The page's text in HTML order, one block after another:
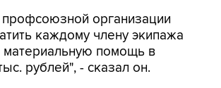
организации
каждому члену экипажа
материальную помощь в
рублей", - сказал он.